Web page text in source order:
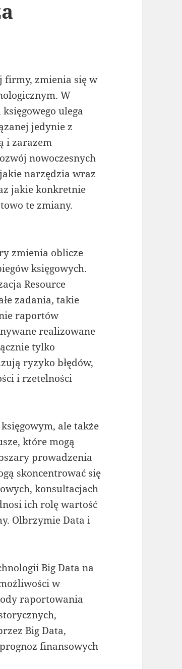
firmy, zmienia się w
W
ulega
jedynie z
i zarazem
nowoczesnych
narzędzia wraz
jakie konkretnie
te zmiany.
zmienia oblicze
księgowych.
Resource
zadania, takie
raportów
realizowane
tylko
ryzyko błędów,
i rzetelności
ale także
które mogą
prowadzenia
skoncentrować się
konsultacjach
ich rolę wartość
Olbrzymie Data i
Big Data na
w
raportowania
Big Data,
finansowych